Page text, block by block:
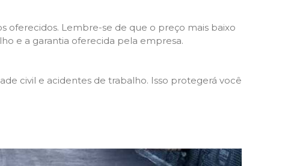
oferecidos. Lembre-se de que o preço mais baixo
e a garantia oferecida pela empresa.
civil e acidentes de trabalho. Isso protegerá você